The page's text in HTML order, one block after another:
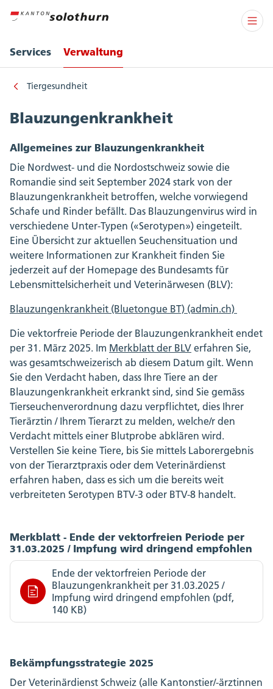
Services Verwaltung
Tiergesundheit
Blauzungenkrankheit
Allgemeines zur Blauzungenkrankheit
Die Nordwest- und die Nordostschweiz sowie die
Romandie sind seit September 2024 stark von der
Blauzungenkrankheit betroffen, welche vorwiegend
Schafe und Rinder befällt. Das Blauzungenvirus wird in
verschiedene Unter-Typen («Serotypen») eingeteilt.
Eine Übersicht zur aktuellen Seuchensituation und
weitere Informationen zur Krankheit finden Sie
jederzeit auf der Homepage des Bundesamts für
Lebensmittelsicherheit und Veterinärwesen (BLV):
Blauzungenkrankheit (Bluetongue BT) (admin.ch)
Die vektorfreie Periode der Blauzungenkrankheit endet
per 31. März 2025. Im Merkblatt der BLV erfahren Sie,
was gesamtschweizerisch ab diesem Datum gilt. Wenn
Sie den Verdacht haben, dass Ihre Tiere an der
Blauzungenkrankheit erkrankt sind, sind Sie gemäss
Tierseuchenverordnung dazu verpflichtet, dies Ihrer
Tierärztin / Ihrem Tierarzt zu melden, welche/r den
Verdacht mittels einer Blutprobe abklären wird.
Verstellen Sie keine Tiere, bis Sie mittels Laborergebnis
von der Tierarztpraxis oder dem Veterinärdienst
erfahren haben, dass es sich um die bereits weit
verbreiteten Serotypen BTV-3 oder BTV-8 handelt.
Merkblatt - Ende der vektorfreien Periode per
31.03.2025 / Impfung wird dringend empfohlen
Ende der vektorfreien Periode der
Blauzungenkrankheit per 31.03.2025 /
Impfung wird dringend empfohlen (pdf,
140 KB)
Bekämpfungsstrategie 2025
Der Veterinärdienst Schweiz (alle Kantonstier/-ärztinnen